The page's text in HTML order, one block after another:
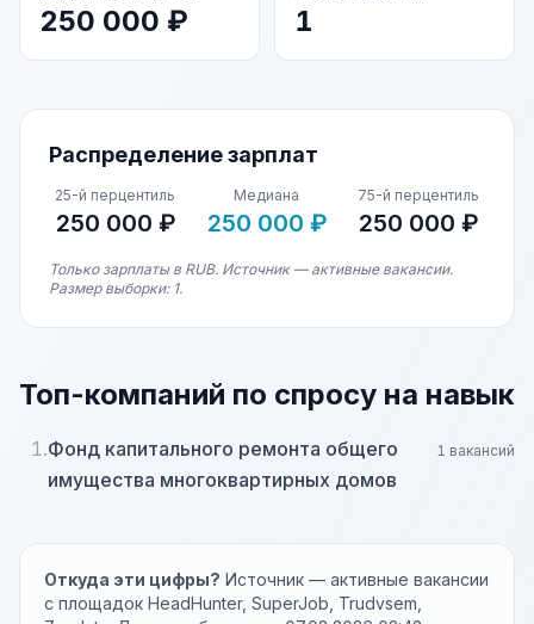
250 000 ₽ 1
Распределение зарплат
25-й перцентиль
250 000 ₽
Медиана
250 000 ₽
75-й перцентиль
250 000 ₽
Только зарплаты в RUB. Источник — активные вакансии.
Размер выборки: 1.
Топ-компаний по спросу на навык
1.Фонд капитального ремонта общего
имущества многоквартирных домов
1 вакансий
Откуда эти цифры? Источник — активные вакансии
с площадок HeadHunter, SuperJob, Trudvsem,